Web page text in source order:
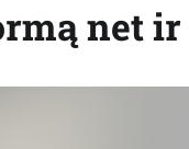
net